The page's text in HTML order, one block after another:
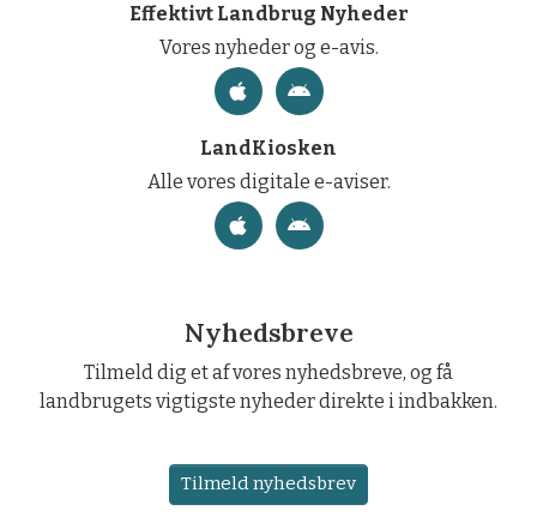
Effektivt Landbrug Nyheder
Vores nyheder og e-avis.
LandKiosken
Alle vores digitale e-aviser.
Nyhedsbreve
Tilmeld dig et af vores nyhedsbreve, og få
landbrugets vigtigste nyheder direkte i indbakken.
Tilmeld nyhedsbrev